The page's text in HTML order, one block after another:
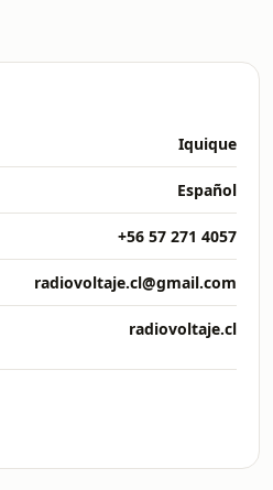
Iquique
Español
+56 57 271 4057
radiovoltaje.cl@gmail.com
radiovoltaje.cl